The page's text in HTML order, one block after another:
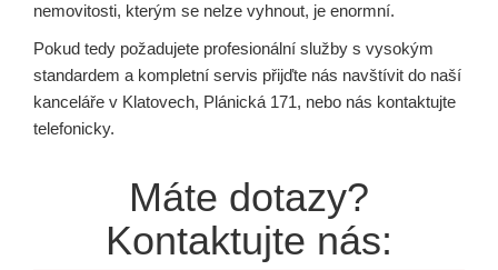
nemovitosti, kterým se nelze vyhnout, je enormní.
Pokud tedy požadujete profesionální služby s vysokým
standardem a kompletní servis přijďte nás navštívit do naší
kanceláře v Klatovech, Plánická 171, nebo nás kontaktujte
telefonicky.
Máte dotazy?
Kontaktujte nás: